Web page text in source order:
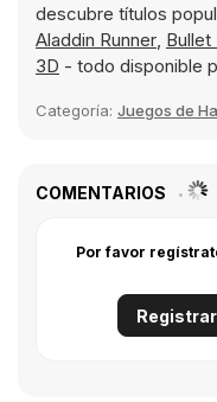
descubre títulos
Aladdin Runner, Bullet
3D - todo disponible
Categoría: Juegos de
COMENTARIOS
Por favor